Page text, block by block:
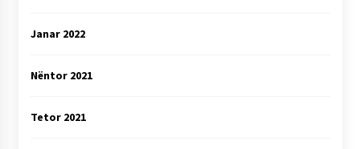
Janar 2022
Nëntor 2021
Tetor 2021